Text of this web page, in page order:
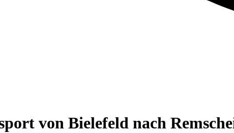
von Bielefeld nach